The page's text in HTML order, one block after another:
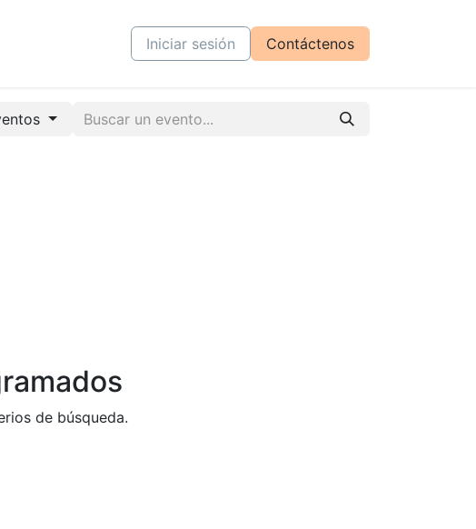
CursosIniciar sesión Contáctenos
de búsqueda.